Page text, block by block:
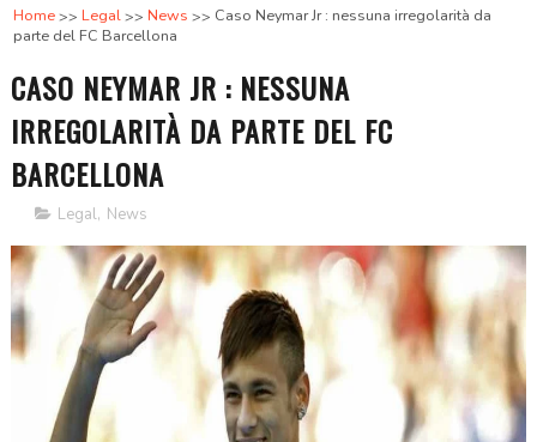
Home Legal News
Caso Neymar Jr : nessuna irregolarità da
parte del FC Barcellona
CASO NEYMAR JR : NESSUNA
IRREGOLARITÀ DA PARTE DEL FC
BARCELLONA
Legal, News